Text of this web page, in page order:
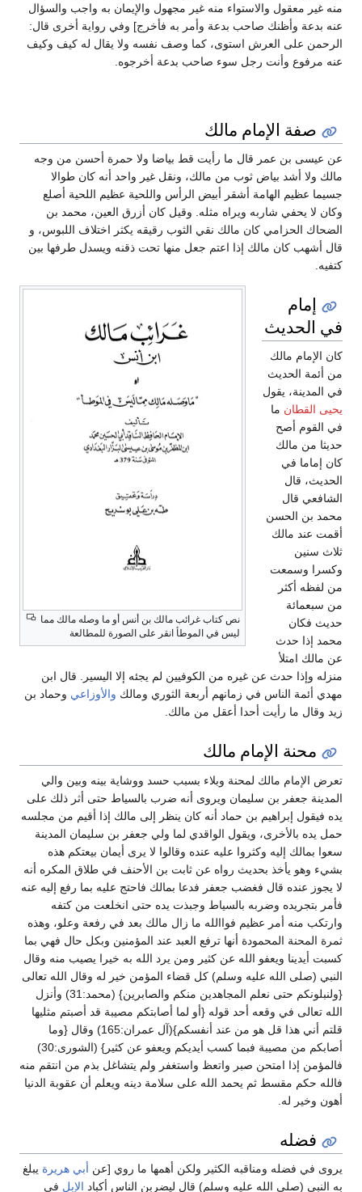
منه غير معقول والاستواء منه غير مجهول والإيمان به واجب والسؤال
عنه بدعة وأظنك صاحب بدعة وأمر به فأخرج] وفي رواية أخرى قال:
الرحمن على العرش استوى، كما وصف نفسه ولا يقال له كيف وكيف
عنه مرفوع وأنت رجل سوء صاحب بدعة أخرجوه.
صفة الإمام مالك
عن عيسى بن عمر قال ما رأيت قط بياضا ولا حمرة أحسن من وجه
مالك ولا أشد بياض ثوب من مالك، ونقل غير واحد أنه كان طوالا
جسيما عظيم الهامة أشقر أبيض الرأس واللحية عظيم اللحية أصلع
وكان لا يحفي شاربه ويراه مثله. وقيل كان أزرق العين، محمد بن
الضحاك الحزامي كان مالك نقي الثوب رقيقه يكثر اختلاف اللبوس، و
قال أشهب كان مالك إذا اعتم جعل منها تحت ذقنه ويسدل طرفها بين
كتفيه.
نص كتاب غرائب مالك بن أنس أو ما وصله مالك مما
ليس في الموطأ انقر على الصورة للمطالعة
إمام
في الحديث
كان الإمام مالك
من أئمة الحديث
في المدينة، يقول
يحيى القطان ما
في القوم أصح
حديثا من مالك
كان إماما في
الحديث، قال
الشافعي قال
محمد بن الحسن
أقمت عند مالك
ثلاث سنين
وكسرا وسمعت
من لفظه أكثر
من سبعمائة
حديث فكان
محمد إذا حدث
عن مالك امتلأ
منزله وإذا حدث عن غيره من الكوفيين لم يجئه إلا اليسير. قال ابن
مهدي أئمة الناس في زمانهم أربعة الثوري ومالك والأوزاعي وحماد بن
زيد وقال ما رأيت أحدا أعقل من مالك.
محنة الإمام مالك
تعرض الإمام مالك لمحنة وبلاء بسبب حسد ووشاية بينه وبين والي
المدينة جعفر بن سليمان ويروى أنه ضرب بالسياط حتى أثر ذلك على
يده فيقول إبراهيم بن حماد أنه كان ينظر إلى مالك إذا أقيم من مجلسه
حمل يده بالأخرى، ويقول الواقدي لما ولي جعفر بن سليمان المدينة
سعوا بمالك إليه وكثروا عليه عنده وقالوا لا يرى أيمان بيعتكم هذه
بشيء وهو يأخذ بحديث رواه عن ثابت بن الأحنف في طلاق المكره أنه
لا يجوز عنده قال فغضب جعفر فدعا بمالك فاحتج عليه بما رفع إليه عنه
فأمر بتجريده وضربه بالسياط وجبذت يده حتى انخلعت من كتفه
وارتكب منه أمر عظيم فواالله ما زال مالك بعد في رفعة وعلو، وهذه
ثمرة المحنة المحمودة أنها ترفع العبد عند المؤمنين وبكل حال فهي بما
كسبت أيدينا ويعفو الله عن كثير ومن يرد الله به خيرا يصيب منه وقال
النبي (صلى الله عليه وسلم) كل قضاء المؤمن خير له وقال الله تعالى
{ولنبلونكم حتى نعلم المجاهدين منكم والصابرين} (محمد:31) وأنزل
الله تعالى في وقعه أحد قوله {أو لما أصابتكم مصيبة قد أصبتم مثليها
قلتم أني هذا قل هو من عند أنفسكم}(آل عمران:165) وقال {وما
أصابكم من مصيبة فبما كسب أيديكم ويعفو عن كثير} (الشورى:30)
فالمؤمن إذا امتحن صبر واتعظ واستغفر ولم يتشاغل بذم من انتقم منه
فالله حكم مقسط ثم يحمد الله على سلامة دينه ويعلم أن عقوبة الدنيا
أهون وخير له.
فضله
يروى في فضله ومناقبه الكثير ولكن أهمها ما روي [عن أبي هريرة يبلغ
به النبي (صلى الله عليه وسلم) قال ليضربن الناس أكباد الإبل في